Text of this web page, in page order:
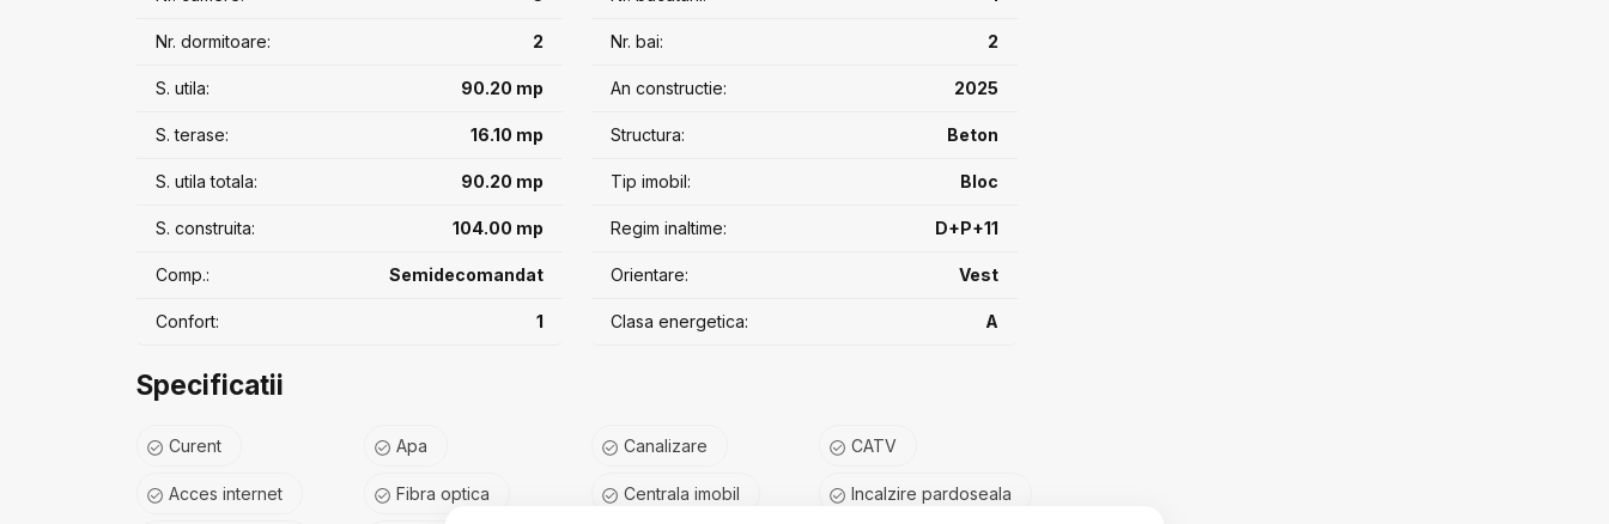
Nr. dormitoare: 2
S. utila: 90.20 mp
S. terase: 16.10 mp
S. utila totala: 90.20 mp
S. construita: 104.00 mp
Comp.: Semidecomandat
Confort: 1
Nr. bai: 2
An constructie: 2025
Structura: Beton
Tip imobil: Bloc
Regim inaltime: D+P+11
Orientare: Vest
Clasa energetica: A
Specificatii
Curent Apa Canalizare CATV
Acces internet Fibra optica Centrala imobil Incalzire pardoseala